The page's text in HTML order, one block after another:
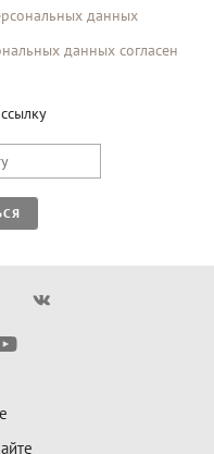
данных
данных согласен